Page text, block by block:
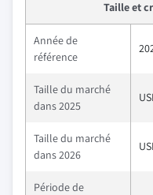
Taille et
Année de
référence
Taille du marché
dans 2025
Taille du marché
dans 2026
Période de